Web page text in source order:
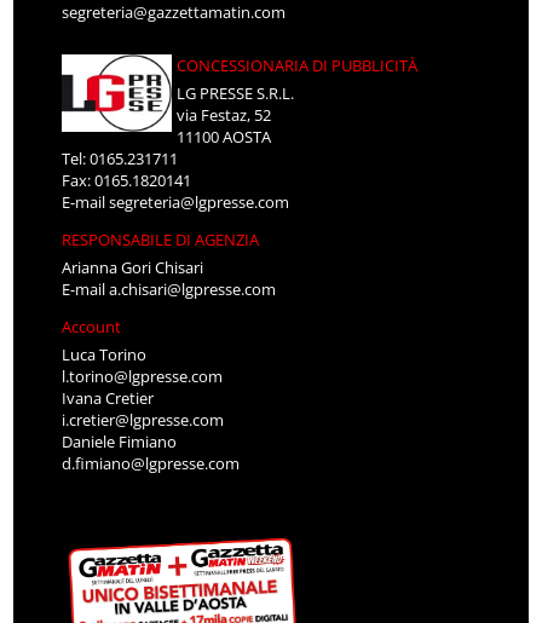
segreteria@gazzettamatin.com
CONCESSIONARIA DI PUBBLICITÀ
LG PRESSE S.R.L.
via Festaz, 52
11100 AOSTA
Tel: 0165.231711
Fax: 0165.1820141
E-mailsegreteria@lgpresse.com
RESPONSABILE DI AGENZIA
Arianna Gori Chisari
E-maila.chisari@lgpresse.com
Account
Luca Torino
l.torino@lgpresse.com
Ivana Cretier
i.cretier@lgpresse.com
Daniele Fimiano
d.fimiano@lgpresse.com